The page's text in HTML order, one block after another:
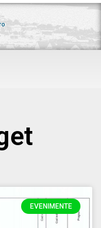
EVENIMENTE